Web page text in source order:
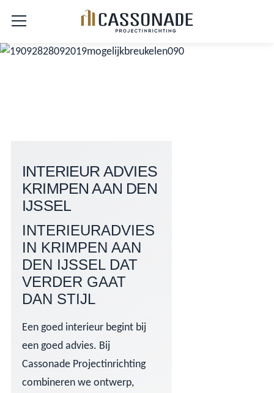
INTERIEUR ADVIES
KRIMPEN AAN DEN
IJSSEL
INTERIEURADVIES
IN KRIMPEN AAN
DEN IJSSEL DAT
VERDER GAAT
DAN STIJL
Een goed interieur begint bij
een goed advies. Bij
Cassonade Projectinrichting
combineren we ontwerp,